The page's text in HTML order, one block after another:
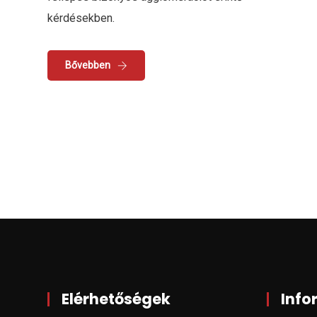
kérdésekben.
Bővebben
Elérhetőségek